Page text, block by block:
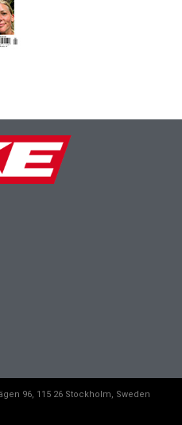
96, 115 26 Stockholm, Sweden